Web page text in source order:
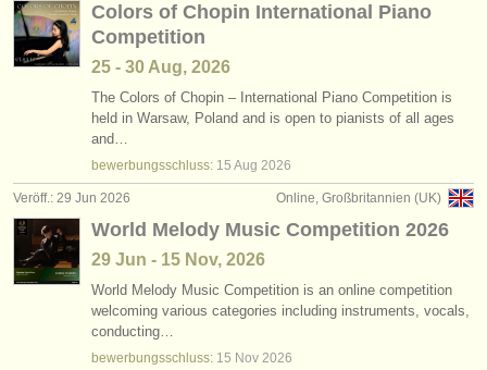
Colors of Chopin International Piano
Competition
25 - 30 Aug, 2026
The Colors of Chopin – International Piano Competition is
held in Warsaw, Poland and is open to pianists of all ages
and…
bewerbungsschluss: 15 Aug 2026
Online, Großbritannien (UK)
Veröff.: 29 Jun 2026
World Melody Music Competition 2026
29 Jun - 15 Nov, 2026
World Melody Music Competition is an online competition
welcoming various categories including instruments, vocals,
conducting…
bewerbungsschluss: 15 Nov 2026